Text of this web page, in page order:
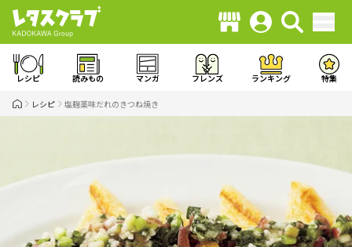
レシピ 読みもの マンガ フレンズ ランキング 特集
レシピ 塩麹薬味だれのきつね焼き